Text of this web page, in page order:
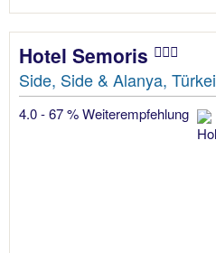
Hotel Semoris
Side, Side & Alanya, Türkei
4.0 - 67 % Weiterempfehlung